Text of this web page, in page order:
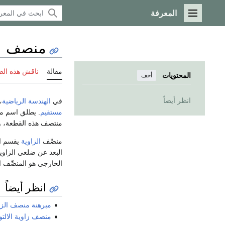
القائمة الرئيسية
المعرفة
المحتويات أخف
انظر أيضاً
منصف
مقالة ناقش هذه
في الهندسة الرياضية
مستقيم
. يطلق اسم
منتصف هذه القطعة،
منصِّف الزاوية يقسم
البعد عن ضلعي
الخارجي هو المنصِّف
انظر أيضاً
مبرهنة منصف
منصف زاوية